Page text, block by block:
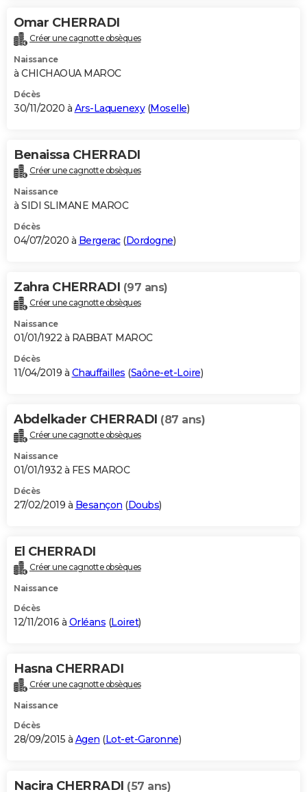
Omar CHERRADI
Créer une cagnotte obsèques
Naissance
à CHICHAOUA MAROC
Décès
30/11/2020 à Ars-Laquenexy(Moselle)
Benaissa CHERRADI
Créer une cagnotte obsèques
Naissance
à SIDI SLIMANE MAROC
Décès
04/07/2020 à Bergerac(Dordogne)
Zahra CHERRADI (97 ans)
Créer une cagnotte obsèques
Naissance
01/01/1922 à RABBAT MAROC
Décès
11/04/2019 à Chauffailles (Saône-et-Loire)
Abdelkader CHERRADI (87 ans)
Créer une cagnotte obsèques
Naissance
01/01/1932 à FES MAROC
Décès
27/02/2019 à Besançon (Doubs)
El CHERRADI
Créer une cagnotte obsèques
Naissance
Décès
12/11/2016 à Orléans (Loiret)
Hasna CHERRADI
Créer une cagnotte obsèques
Naissance
Décès
28/09/2015 à Agen (Lot-et-Garonne)
Nacira CHERRADI (57 ans)